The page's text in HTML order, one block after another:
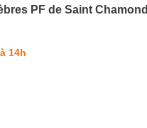
PF de Saint Chamond
14h